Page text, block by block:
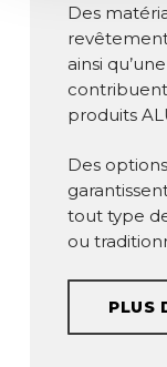
Des
ainsi
produits
Des
tout type
ou
PLUS